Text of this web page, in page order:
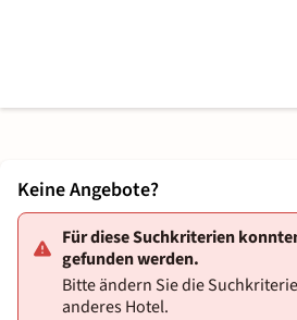
Keine Angebote?
Für diese Suchkriterien
gefunden werden.
Bitte ändern Sie die
anderes Hotel.